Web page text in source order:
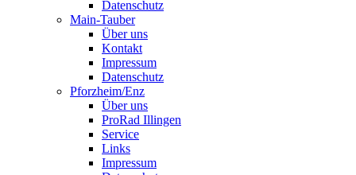
Datenschutz
Main-Tauber
Über uns
Kontakt
Impressum
Datenschutz
Pforzheim/Enz
Über uns
ProRad Illingen
Service
Links
Impressum